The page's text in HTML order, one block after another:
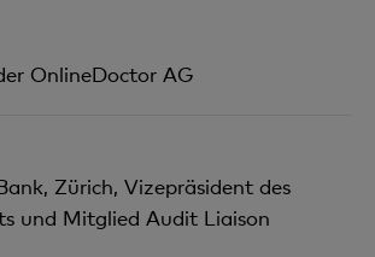
OnlineDoctor AG
Zürich, Vizepräsident des
und Mitglied Audit Liaison